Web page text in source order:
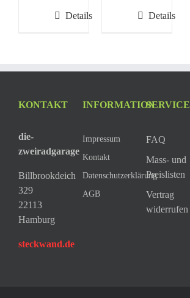
Details Details
KONTAKT
die-
zweiradgarage
Billbrookdeich
329
22113
Hamburg
steckwand.de
INFORMATION
Impressum
Kontakt
Datenschutzerklärung
AGB
SERVICE
FAQ
Mass- und
Preislisten
Vertrag
widerrufen